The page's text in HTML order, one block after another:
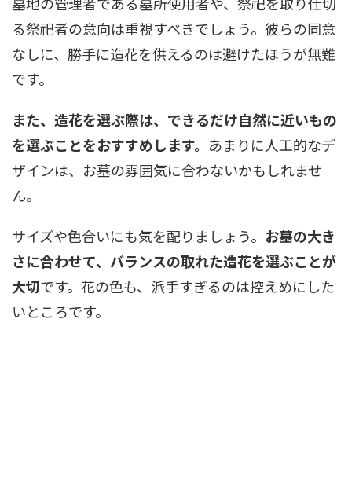
る祭祀者の意向は重視すべきでしょう。彼らの同意
なしに、勝手に造花を供えるのは避けたほうが無難
です。
また、造花を選ぶ際は、できるだけ自然に近いもの
を選ぶことをおすすめします。 あまりに人工的なデ
ザインは、お墓の雰囲気に合わないかもしれませ
ん。
サイズや色合いにも気を配りましょう。 お墓の大き
さに合わせて、バランスの取れた造花を選ぶことが
大切です。花の色も、派手すぎるのは控えめにした
いところです。